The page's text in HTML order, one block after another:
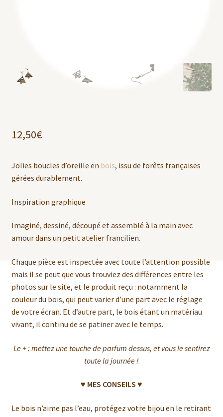
12,50€
Jolies boucles d’oreille en bois, issu de forêts françaises
gérées durablement.
Inspiration graphique
Imaginé, dessiné, découpé et assemblé à la main avec
amour dans un petit atelier francilien.
Chaque pièce est inspectée avec toute l’attention possible
mais il se peut que vous trouviez des différences entre les
photos sur le site, et le produit reçu : notamment la
couleur du bois, qui peut varier d’une part avec le réglage
de votre écran. Et d’autre part, le bois étant un matériau
vivant, il continu de se patiner avec le temps.
Le + : mettez une touche de parfum dessus, et vous le sentirez
toute la journée !
♥ MES CONSEILS ♥
Le bois n’aime pas l’eau, protégez votre bijou en le retirant